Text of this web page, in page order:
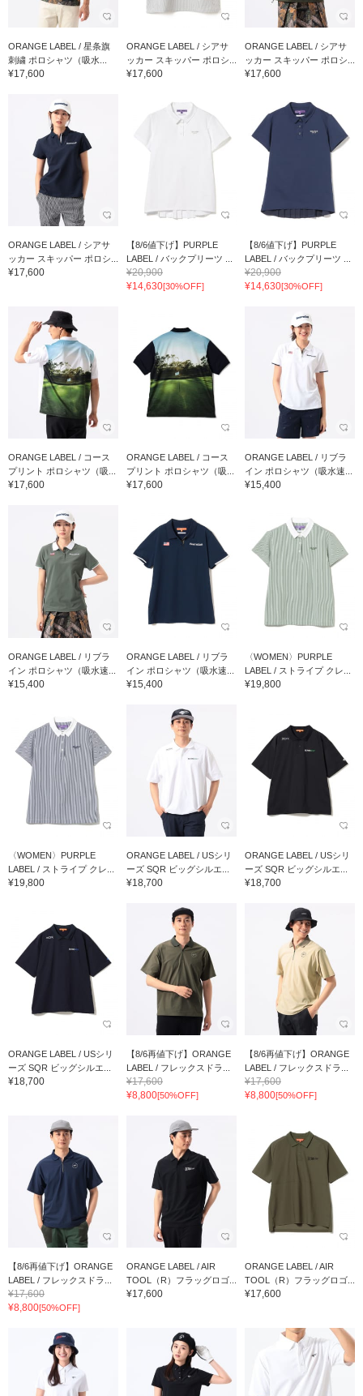
ORANGE LABEL / 星条旗
刺繍 ポロシャツ（吸水...
¥17,600
ORANGE LABEL / シアサ
ッカー スキッパー ポロシ...
¥17,600
ORANGE LABEL / シアサ
ッカー スキッパー ポロシ...
¥17,600
ORANGE LABEL / シアサ
ッカー スキッパー ポロシ...
¥17,600
【8/6値下げ】PURPLE
LABEL / バックプリーツ ...
¥20,900
¥14,630[30%OFF]
【8/6値下げ】PURPLE
LABEL / バックプリーツ ...
¥20,900
¥14,630[30%OFF]
ORANGE LABEL / コース
プリント ポロシャツ（吸...
¥17,600
ORANGE LABEL / コース
プリント ポロシャツ（吸...
¥17,600
ORANGE LABEL / リブラ
イン ポロシャツ（吸水速...
¥15,400
ORANGE LABEL / リブラ
イン ポロシャツ（吸水速...
¥15,400
ORANGE LABEL / リブラ
イン ポロシャツ（吸水速...
¥15,400
〈WOMEN〉PURPLE
LABEL / ストライプ クレ...
¥19,800
〈WOMEN〉PURPLE
LABEL / ストライプ クレ...
¥19,800
ORANGE LABEL / USシリ
ーズ SQR ビッグシルエ...
¥18,700
ORANGE LABEL / USシリ
ーズ SQR ビッグシルエ...
¥18,700
ORANGE LABEL / USシリ
ーズ SQR ビッグシルエ...
¥18,700
【8/6再値下げ】ORANGE
LABEL / フレックスドラ...
¥17,600
¥8,800[50%OFF]
【8/6再値下げ】ORANGE
LABEL / フレックスドラ...
¥17,600
¥8,800[50%OFF]
【8/6再値下げ】ORANGE
LABEL / フレックスドラ...
¥17,600
¥8,800[50%OFF]
ORANGE LABEL / AIR
TOOL（R）フラッグロゴ...
¥17,600
ORANGE LABEL / AIR
TOOL（R）フラッグロゴ...
¥17,600